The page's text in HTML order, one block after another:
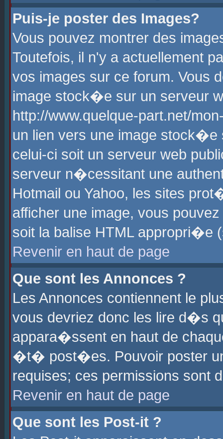
Puis-je poster des Images?
Vous pouvez montrer des
Toutefois, il n'y a actuellement
vos images sur ce forum. Vous
image stock�e sur un serveur
http://www.quelque-part.net/
un lien vers une image
celui-ci soit un serveur web
serveur n�cessitant une
Hotmail ou Yahoo, les sites
afficher une image, vous
soit la balise HTML
Revenir en haut de page
Que sont les Annonces ?
Les Annonces contiennent le
vous devriez donc les lire d�s
appara�ssent en haut de
�t� post�es. Pouvoir poster
requises; ces permissions sont
Revenir en haut de page
Que sont les Post-it ?